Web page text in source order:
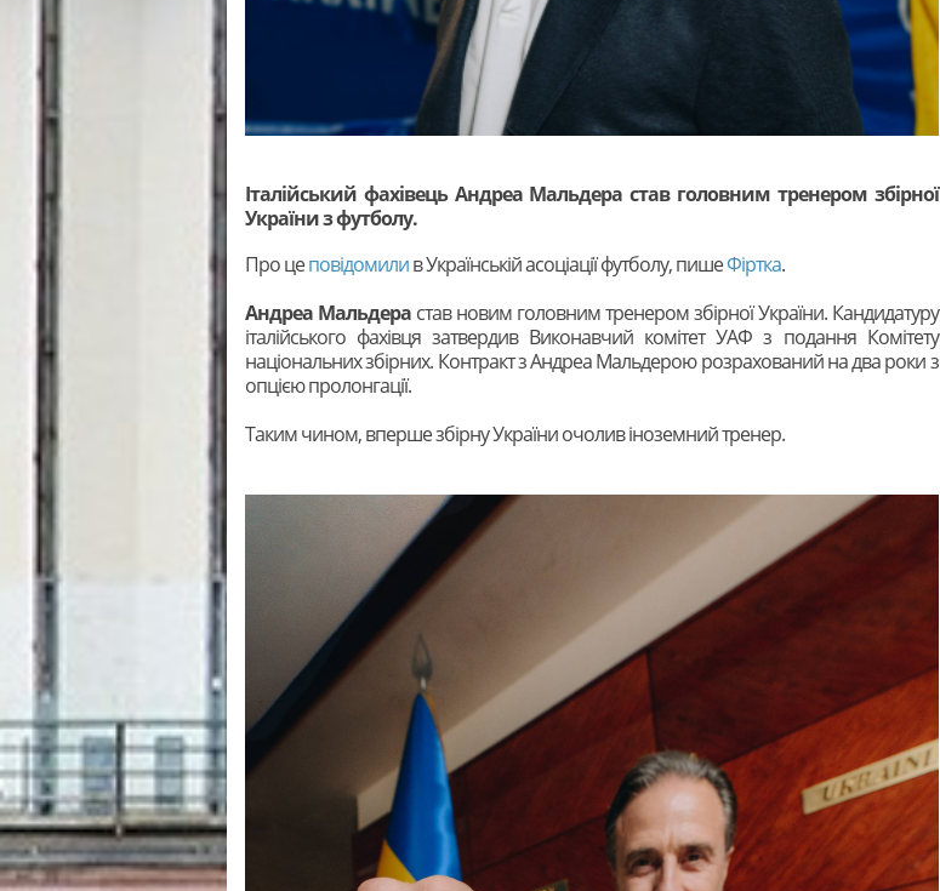
Італійський фахівець Андреа Мальдера став головним тренером збірної
України з футболу.
Про цеповідомилив Українській асоціації футболу, пишеФіртка.
Андреа Мальдерастав новим головним тренером збірної України. Кандидатуру
італійського фахівця затвердив Виконавчий комітет УАФ з подання Комітету
національних збірних. Контракт з Андреа Мальдерою розрахований на два роки з
опцією пролонгації.
Таким чином, вперше збірну України очолив іноземний тренер.